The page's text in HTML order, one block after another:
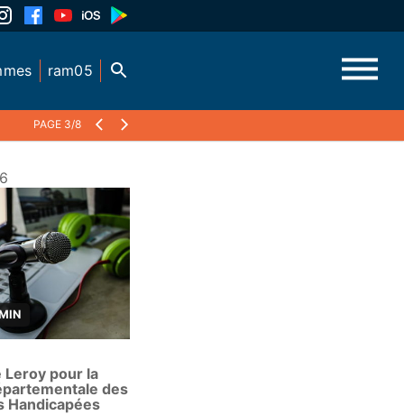
ram05
PAGE 3/8
Leroy pour la
des
Handicapées